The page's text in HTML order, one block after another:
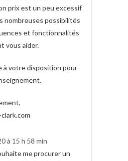
prix est un peu excessif
nombreuses possibilités
et fonctionnalités
vous aider.
à votre disposition pour
à 15 h 58 min
me procurer un